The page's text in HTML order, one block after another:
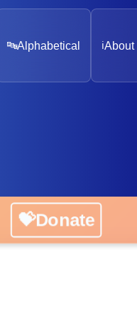
🔤Alphabetical ℹ️About
💝Donate